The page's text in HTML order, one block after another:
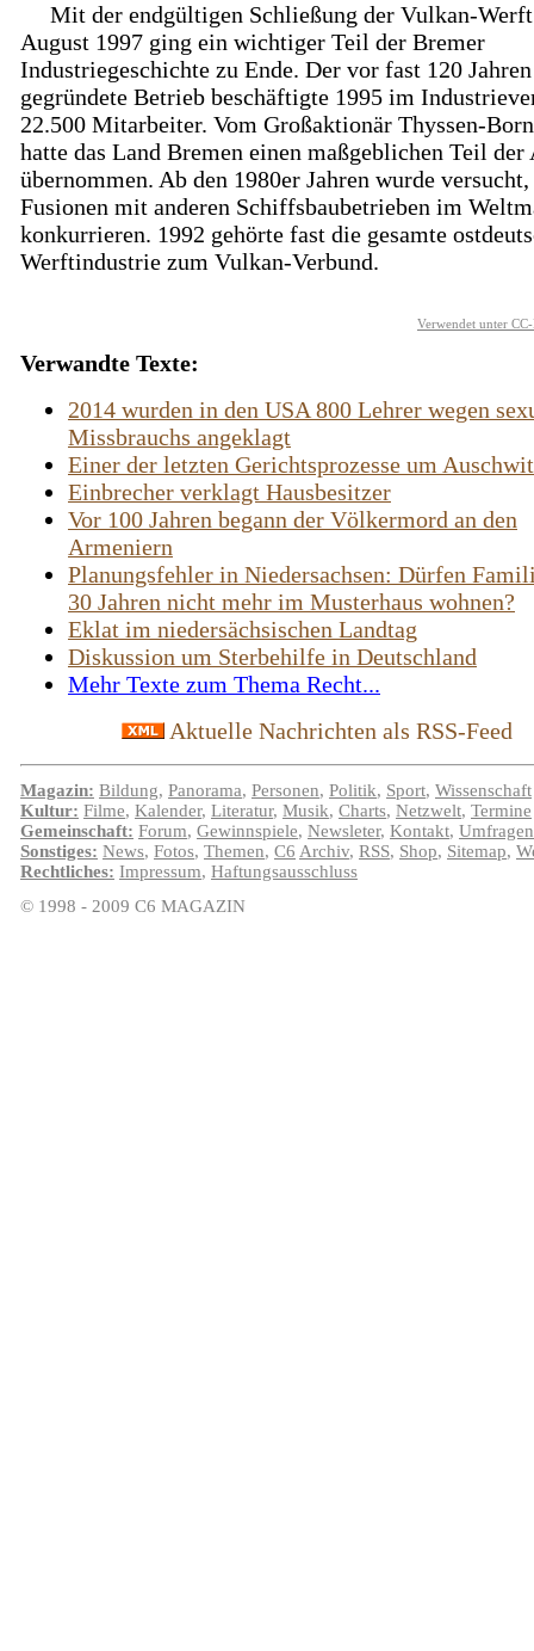
Mit der endgültigen Schließung der Vulkan-
August 1997 ging ein wichtiger Teil der Bremer
Industriegeschichte zu Ende. Der vor fast 120 Jahren
gegründete Betrieb beschäftigte 1995 im
22.500 Mitarbeiter. Vom Großaktionär Thyssen-
hatte das Land Bremen einen maßgeblichen Teil der
übernommen. Ab den 1980er Jahren wurde
Fusionen mit anderen Schiffsbaubetrieben im
konkurrieren. 1992 gehörte fast die gesamte
Werftindustrie zum Vulkan-Verbund.
Verwendet unter
Verwandte Texte:
2014 wurden in den USA 800 Lehrer wegen
Missbrauchs angeklagt
Einer der letzten Gerichtsprozesse um
Einbrecher verklagt Hausbesitzer
Vor 100 Jahren begann der Völkermord an den
Armeniern
Planungsfehler in Niedersachsen: Dürfen
30 Jahren nicht mehr im Musterhaus wohnen?
Eklat im niedersächsischen Landtag
Diskussion um Sterbehilfe in Deutschland
Mehr Texte zum Thema Recht...
Aktuelle Nachrichten als RSS-Feed
Magazin: Bildung, Panorama, Personen, Politik, Sport, Wissenschaft
Kultur: Filme, Kalender, Literatur, Musik, Charts, Netzwelt, Termine
Gemeinschaft: Forum, Gewinnspiele, Newsleter, Kontakt, Umfragen
Sonstiges: News, Fotos, Themen, C6 Archiv, RSS, Shop, Sitemap,
Rechtliches: Impressum, Haftungsausschluss
© 1998 - 2009 C6 MAGAZIN